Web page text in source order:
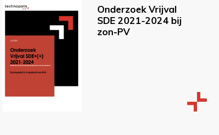
Onderzoek Vrijval
SDE 2021-2024 bij
zon-PV